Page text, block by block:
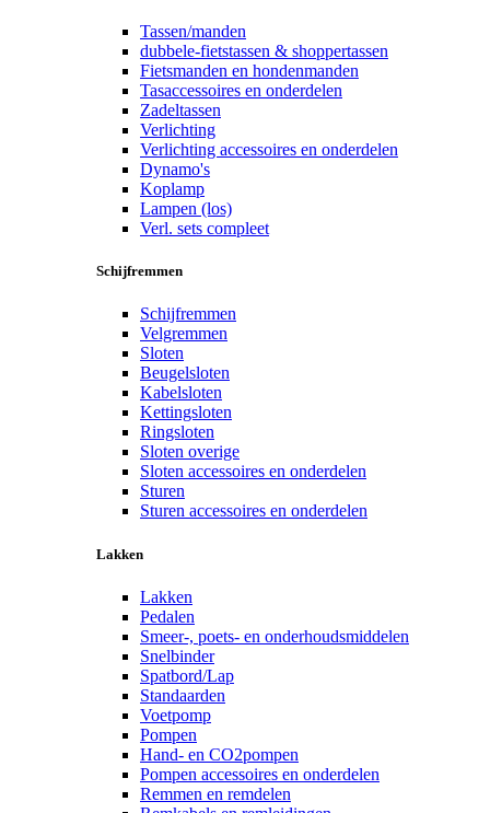
Tassen/manden
dubbele-fietstassen & shoppertassen
Fietsmanden en hondenmanden
Tasaccessoires en onderdelen
Zadeltassen
Verlichting
Verlichting accessoires en onderdelen
Dynamo's
Koplamp
Lampen (los)
Verl. sets compleet
Schijfremmen
Schijfremmen
Velgremmen
Sloten
Beugelsloten
Kabelsloten
Kettingsloten
Ringsloten
Sloten overige
Sloten accessoires en onderdelen
Sturen
Sturen accessoires en onderdelen
Lakken
Lakken
Pedalen
Smeer-, poets- en onderhoudsmiddelen
Snelbinder
Spatbord/Lap
Standaarden
Voetpomp
Pompen
Hand- en CO2pompen
Pompen accessoires en onderdelen
Remmen en remdelen